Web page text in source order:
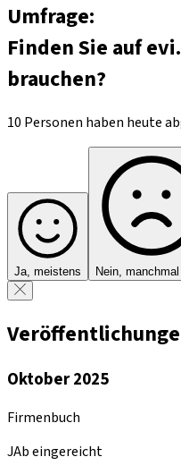
Umfrage:
Finden Sie auf
brauchen?
10 Personen haben heute
Ja, meistens Nein,
Oktober 2025
Firmenbuch
JAb eingereicht